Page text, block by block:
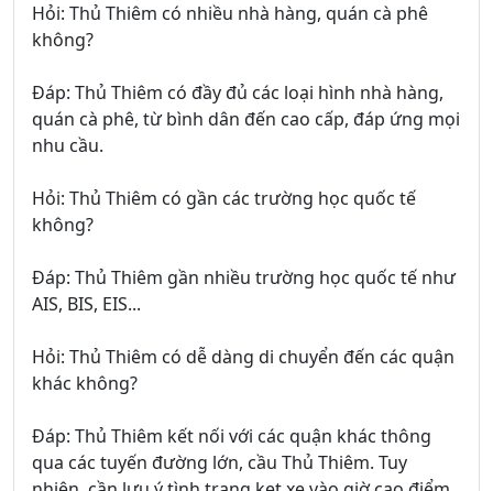
Hỏi: Thủ Thiêm có nhiều nhà hàng, quán cà phê
không?
Đáp: Thủ Thiêm có đầy đủ các loại hình nhà hàng,
quán cà phê, từ bình dân đến cao cấp, đáp ứng mọi
nhu cầu.
Hỏi: Thủ Thiêm có gần các trường học quốc tế
không?
Đáp: Thủ Thiêm gần nhiều trường học quốc tế như
AIS, BIS, EIS...
Hỏi: Thủ Thiêm có dễ dàng di chuyển đến các quận
khác không?
Đáp: Thủ Thiêm kết nối với các quận khác thông
qua các tuyến đường lớn, cầu Thủ Thiêm. Tuy